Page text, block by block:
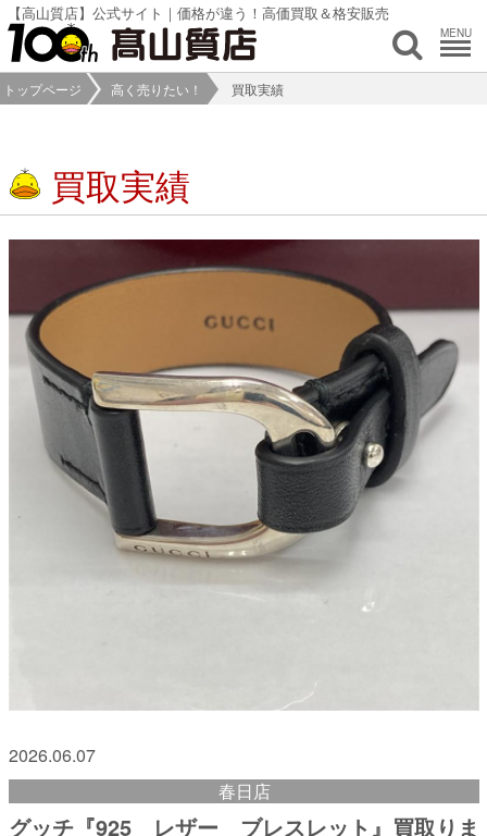
【高山質店】公式サイト｜価格が違う！高価買取＆格安販売
MENU
トップページ 高く売りたい！ 買取実績
買取実績
2026.06.07
春日店
グッチ『925 レザー ブレスレット』買取りま